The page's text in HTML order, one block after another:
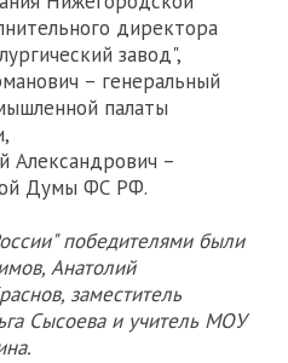
директора
завод",
– генеральный
палаты
Александрович –
Думы ФС РФ.
победителями были
Анатолий
заместитель
Сысоева и учитель МОУ